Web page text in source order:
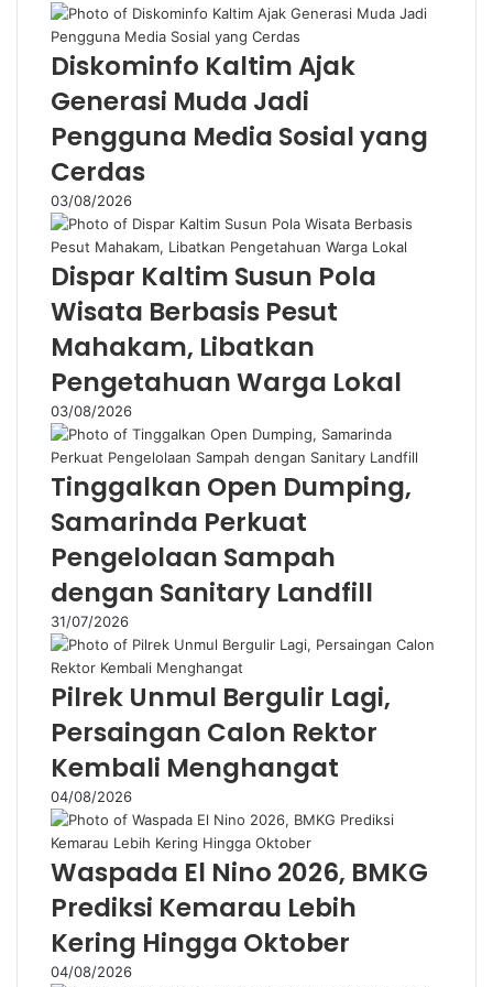
Diskominfo Kaltim Ajak
Generasi Muda Jadi
Pengguna Media Sosial yang
Cerdas
03/08/2026
Dispar Kaltim Susun Pola
Wisata Berbasis Pesut
Mahakam, Libatkan
Pengetahuan Warga Lokal
03/08/2026
Tinggalkan Open Dumping,
Samarinda Perkuat
Pengelolaan Sampah
dengan Sanitary Landfill
31/07/2026
Pilrek Unmul Bergulir Lagi,
Persaingan Calon Rektor
Kembali Menghangat
04/08/2026
Waspada El Nino 2026, BMKG
Prediksi Kemarau Lebih
Kering Hingga Oktober
04/08/2026